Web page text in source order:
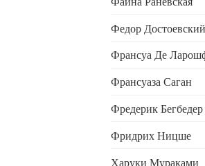
Федор Достоевский
Франсуа Де
Франсуаза Саган
Фредерик Бегбедер
Фридрих Ницше
Харуки Мураками